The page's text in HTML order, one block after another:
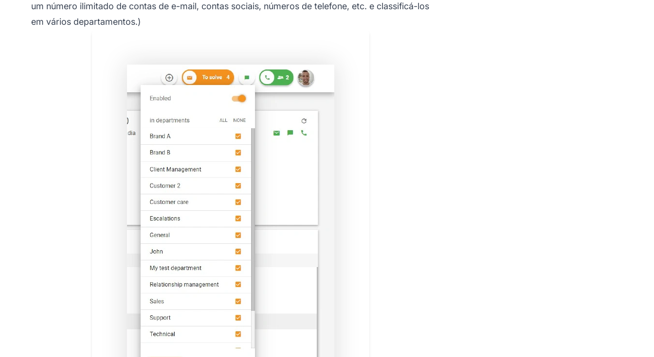
um número ilimitado de contas de e-mail, contas sociais, números de telefone, etc. e classificá-los
em vários departamentos.)